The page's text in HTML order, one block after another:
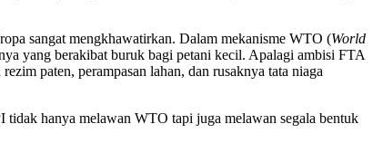
sangat mengkhawatirkan. Dalam mekanisme WTO (World
yang berakibat buruk bagi petani kecil. Apalagi ambisi FTA
paten, perampasan lahan, dan rusaknya tata niaga
tidak hanya melawan WTO tapi juga melawan segala bentuk